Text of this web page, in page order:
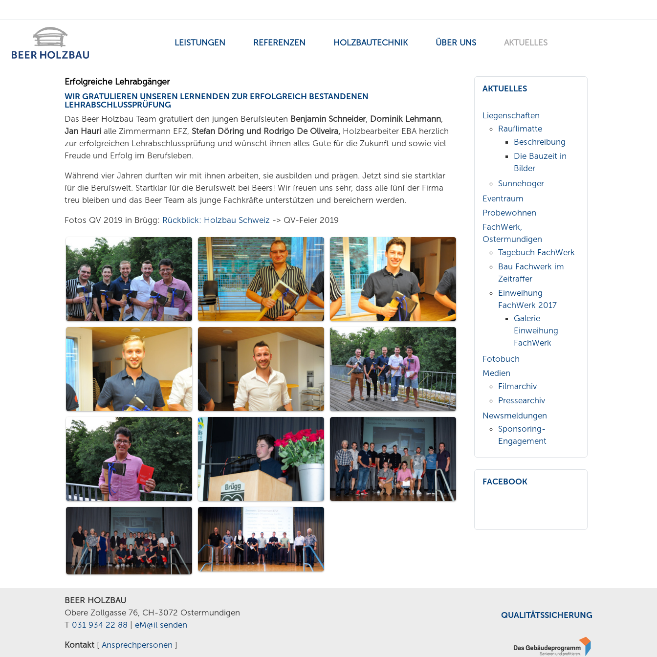
LEISTUNGEN REFERENZEN HOLZBAUTECHNIK ÜBER UNS AKTUELLES
Erfolgreiche Lehrabgänger
WIR GRATULIEREN UNSEREN LERNENDEN ZUR ERFOLGREICH BESTANDENEN
LEHRABSCHLUSSPRÜFUNG
Das Beer Holzbau Team gratuliert den jungen Berufsleuten Benjamin Schneider, Dominik Lehmann,
Jan Hauri alle Zimmermann EFZ, Stefan Döring und Rodrigo De Oliveira, Holzbearbeiter EBA herzlich
zur erfolgreichen Lehrabschlussprüfung und wünscht ihnen alles Gute für die Zukunft und sowie viel
Freude und Erfolg im Berufsleben.
Während vier Jahren durften wir mit ihnen arbeiten, sie ausbilden und prägen. Jetzt sind sie startklar
für die Berufswelt. Startklar für die Berufswelt bei Beers! Wir freuen uns sehr, dass alle fünf der Firma
treu bleiben und das Beer Team als junge Fachkräfte unterstützen und bereichern werden.
Fotos QV 2019 in Brügg: Rückblick: Holzbau Schweiz -> QV-Feier 2019
AKTUELLES
Liegenschaften
Rauflimatte
Beschreibung
Die Bauzeit in
Bilder
Sunnehoger
Eventraum
Probewohnen
FachWerk,
Ostermundigen
Tagebuch FachWerk
Bau Fachwerk im
Zeitraffer
Einweihung
FachWerk 2017
Galerie
Einweihung
FachWerk
Fotobuch
Medien
Filmarchiv
Pressearchiv
Newsmeldungen
Sponsoring-
Engagement
FACEBOOK
BEER HOLZBAU
Obere Zollgasse 76, CH-3072 Ostermundigen
T 031 934 22 88 eM@il senden
Kontakt [ Ansprechpersonen ]
QUALITÄTSSICHERUNG